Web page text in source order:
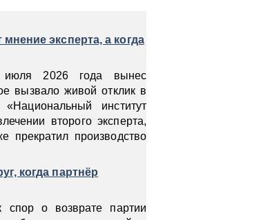
эксперта, а когда
июля 2026 года вынес
вызвало живой отклик в
институт
второго эксперта,
прекратил производство
когда партнёр
о возврате партии